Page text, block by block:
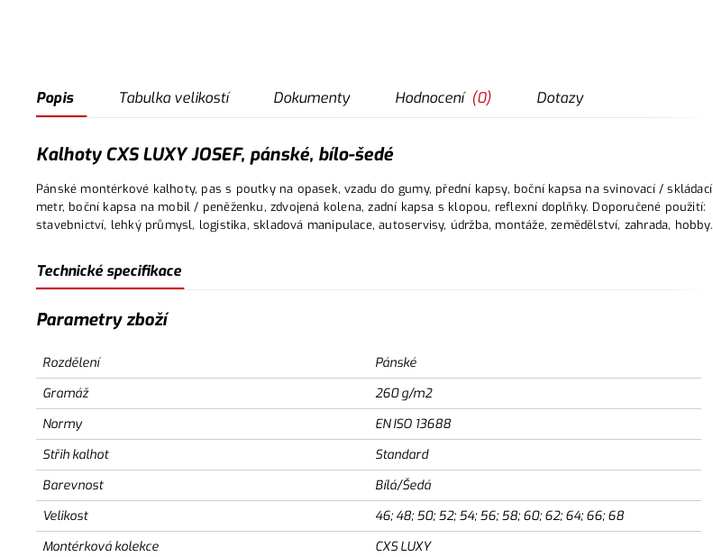
Popis Tabulka velikostí Dokumenty Hodnocení (0) Dotazy
Kalhoty CXS LUXY JOSEF, pánské, bílo-šedé
Pánské montérkové kalhoty, pas s poutky na opasek, vzadu do gumy, přední kapsy, boční kapsa na svinovací / skládací
metr, boční kapsa na mobil / peněženku, zdvojená kolena, zadní kapsa s klopou, reflexní doplňky. Doporučené použití:
stavebnictví, lehký průmysl, logistika, skladová manipulace, autoservisy, údržba, montáže, zemědělství, zahrada, hobby.
Technické specifikace
Parametry zboží
Rozdělení
Pánské
Gramáž
260 g/m2
Normy
EN ISO 13688
Střih kalhot
Standard
Barevnost
Bílá/Šedá
Velikost
46; 48; 50; 52; 54; 56; 58; 60; 62; 64; 66; 68
Montérková kolekce
CXS LUXY